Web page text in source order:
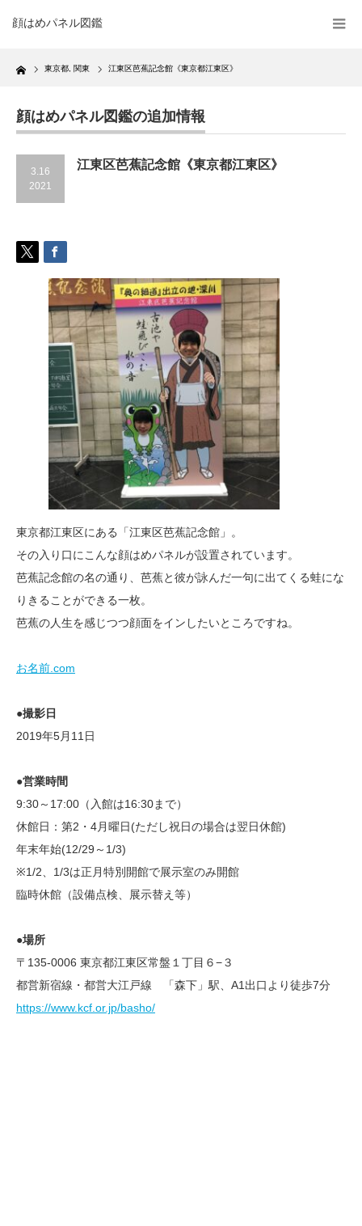
顔はめパネル図鑑
Home 東京都 関東 江東区芭蕉記念館《東京都江東区》
顔はめパネル図鑑の追加情報
3.16
2021
江東区芭蕉記念館《東京都江東区》
東京都江東区にある「江東区芭蕉記念館」。
その入り口にこんな顔はめパネルが設置されています。
芭蕉記念館の名の通り、芭蕉と彼が詠んだ一句に出てくる蛙にな
りきることができる一枚。
芭蕉の人生を感じつつ顔面をインしたいところですね。
お名前.com
●撮影日
2019年5月11日
●営業時間
9:30～17:00（入館は16:30まで）
休館日：第2・4月曜日(ただし祝日の場合は翌日休館)
年末年始(12/29～1/3)
※1/2、1/3は正月特別開館で展示室のみ開館
臨時休館（設備点検、展示替え等）
●場所
〒135-0006 東京都江東区常盤１丁目６−３
都営新宿線・都営大江戸線 「森下」駅、A1出口より徒歩7分
https://www.kcf.or.jp/basho/